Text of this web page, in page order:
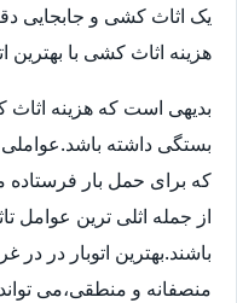
یک اثاث کشی و جابجایی
هزینه اثاث کشی با بهترین
بدیهی است که هزینه
بستگی داشته باشد.عواملی
که برای حمل بار
از جمله اثلی ترین عوامل
باشند.بهترین اتوبار در در
منصفانه و منطقی،می